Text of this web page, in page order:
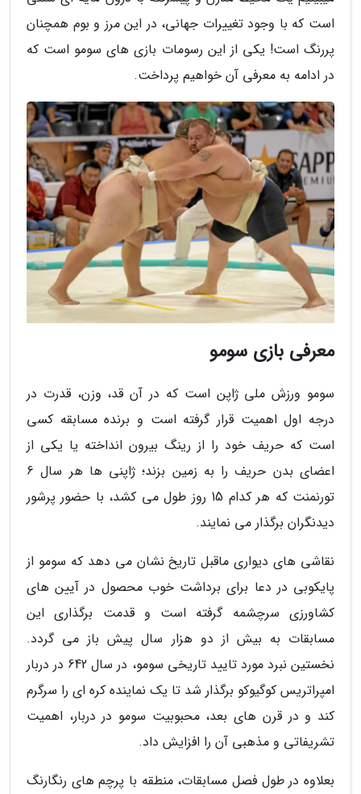
است که با وجود تغییرات جهانی، در این مرز و بوم همچنان
پررنگ است! یکی از این رسومات بازی های سومو است که
در ادامه به معرفی آن خواهیم پرداخت.
معرفی بازی سومو
سومو ورزش ملی ژاپن است که در آن قد، وزن، قدرت در
درجه اول اهمیت قرار گرفته است و برنده مسابقه کسی
است که حریف خود را از رینگ بیرون انداخته یا یکی از
اعضای بدن حریف را به زمین بزند؛ ژاپنی ها هر سال 6
تورنمنت که هر کدام 15 روز طول می کشد، با حضور پرشور
دیدنگران برگذار می نمایند.
نقاشی های دیواری ماقبل تاریخ نشان می دهد که سومو از
پایکوبی در دعا برای برداشت خوب محصول در آیین های
کشاورزی سرچشمه گرفته است و قدمت برگذاری این
مسابقات به بیش از دو هزار سال پیش باز می گردد.
نخستین نبرد مورد تایید تاریخی سومو، در سال 642 در دربار
امپراتریس کوگیوکو برگذار شد تا یک نماینده کره ای را سرگرم
کند و در قرن های بعد، محبوبیت سومو در دربار، اهمیت
تشریفاتی و مذهبی آن را افزایش داد.
بعلاوه در طول فصل مسابقات، منطقه با پرچم های رنگارنگ